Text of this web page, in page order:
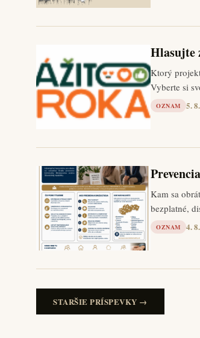
Hlasujte
Ktorý
Vyberte si
OZNAM 5.
Kam sa
bezplatné,
OZNAM 4.
STARŠIE PRÍSPEVKY →